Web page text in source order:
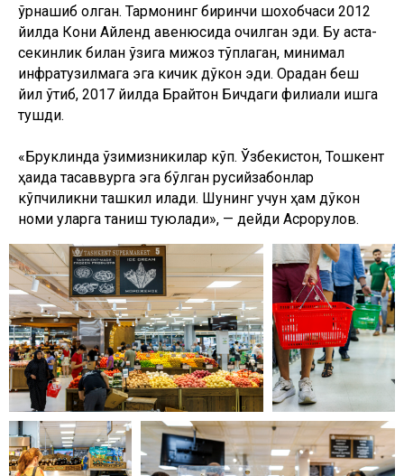
ўрнашиб қолган. Тармоқнинг биринчи шохобчаси 2012
йилда Кони Айленд авенюсида очилган эди. Бу аста-
секинлик билан ўзига мижоз тўплаган, минимал
инфратузилмага эга кичик дўкон эди. Орадан беш
йил ўтиб, 2017 йилда Брайтон Бичдаги филиали ишга
тушди.
«Бруклинда ўзимизникилар кўп. Ўзбекистон, Тошкент
ҳақида тасаввурга эга бўлган русийзабонлар
кўпчиликни ташкил қилади. Шунинг учун ҳам дўкон
номи уларга таниш туюлади», — дейди Асрорқулов.